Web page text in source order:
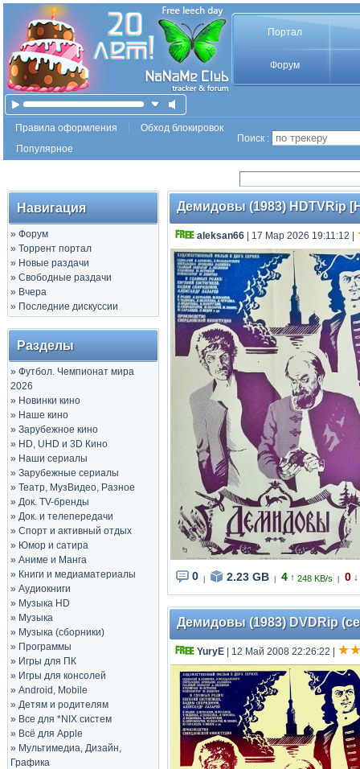
Портал
Форум
Правила оформления
Обход блокировок
Популярное
Поиск :
Навигация
» Форум
» Торрент портал
» Новые раздачи
» Свободные раздачи
» Вчера
» Последние дискуссии
Разделы
» Футбол. Чемпионат мира
2026
» Новинки кино
» Наше кино
» Зарубежное кино
» HD, UHD и 3D Кино
» Наши сериалы
» Зарубежные сериалы
» Театр, МузВидео, Разное
» Док. TV-бренды
» Док. и телепередачи
» Спорт и активный отдых
» Юмор и сатира
» Аниме и Манга
» Книги и медиаматериалы
» Аудиокниги
» Музыка HD
» Музыка
» Музыка (сборники)
» Программы
» Игры для ПК
» Игры для консолей
» Android, Mobile
» Детям и родителям
» Все для *NIX систем
» Всё для Apple
» Мультимедиа, Дизайн,
Графика
Демидовы (1983) HDTVRip
aleksan66 | 17 Мар 2026 19:11:12
0 2.23 GB 4 ↑ 248 KB/s 0 ↓
Демидовы (1983) DVDRip
YuryE | 12 Май 2008 22:26:22